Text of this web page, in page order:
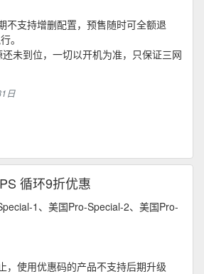
不支持增删配置，预售随时可全额退
。
未到位，一切以开机为准，只保证三网
日
循环9折优惠
1、美国Pro-Special-2、美国Pro-
，使用优惠码的产品不支持后期升级